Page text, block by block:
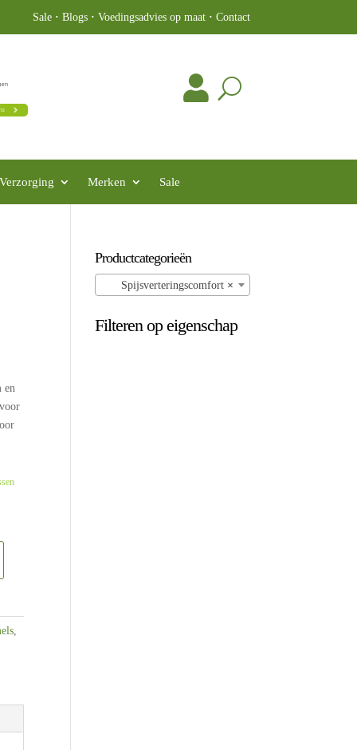
Sale· Blogs· Voedingsadvies op maat· Contact
Verzorging Merken Sale
en
,
Productcategorieën
×
Spijsverteringscomfort
Filteren op eigenschap